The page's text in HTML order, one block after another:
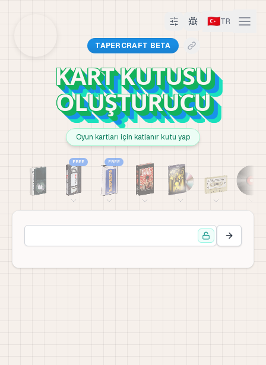
🇹🇷TR
TAPERCRAFT BETA
KART KUTUSU
OLUŞTURUCU
Oyun kartları için katlanır kutu yap
FREE FREE